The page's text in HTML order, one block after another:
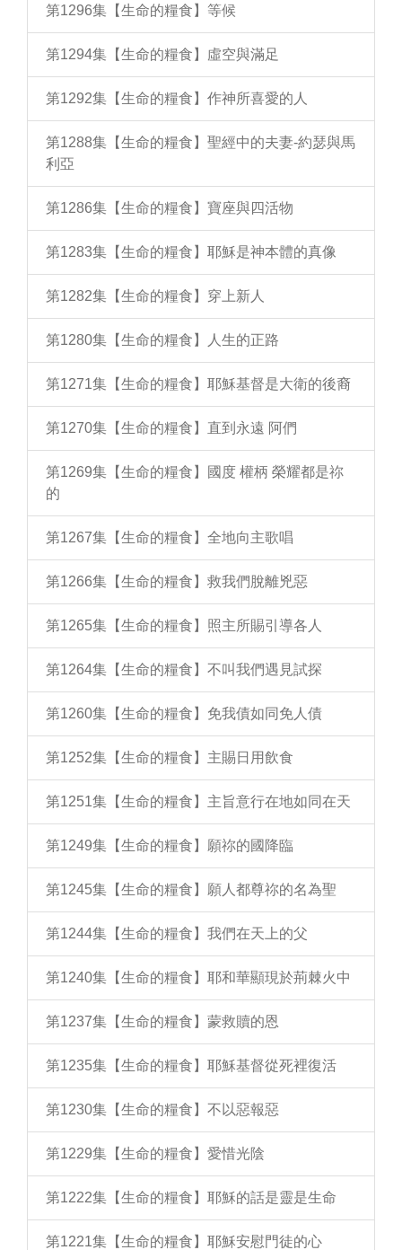
第1296集【生命的糧食】等候
第1294集【生命的糧食】虛空與滿足
第1292集【生命的糧食】作神所喜愛的人
第1288集【生命的糧食】聖經中的夫妻-約瑟與馬
利亞
第1286集【生命的糧食】寶座與四活物
第1283集【生命的糧食】耶穌是神本體的真像
第1282集【生命的糧食】穿上新人
第1280集【生命的糧食】人生的正路
第1271集【生命的糧食】耶穌基督是大衛的後裔
第1270集【生命的糧食】直到永遠 阿們
第1269集【生命的糧食】國度 權柄 榮耀都是祢
的
第1267集【生命的糧食】全地向主歌唱
第1266集【生命的糧食】救我們脫離兇惡
第1265集【生命的糧食】照主所賜引導各人
第1264集【生命的糧食】不叫我們遇見試探
第1260集【生命的糧食】免我債如同免人債
第1252集【生命的糧食】主賜日用飲食
第1251集【生命的糧食】主旨意行在地如同在天
第1249集【生命的糧食】願祢的國降臨
第1245集【生命的糧食】願人都尊祢的名為聖
第1244集【生命的糧食】我們在天上的父
第1240集【生命的糧食】耶和華顯現於荊棘火中
第1237集【生命的糧食】蒙救贖的恩
第1235集【生命的糧食】耶穌基督從死裡復活
第1230集【生命的糧食】不以惡報惡
第1229集【生命的糧食】愛惜光陰
第1222集【生命的糧食】耶穌的話是靈是生命
第1221集【生命的糧食】耶穌安慰門徒的心